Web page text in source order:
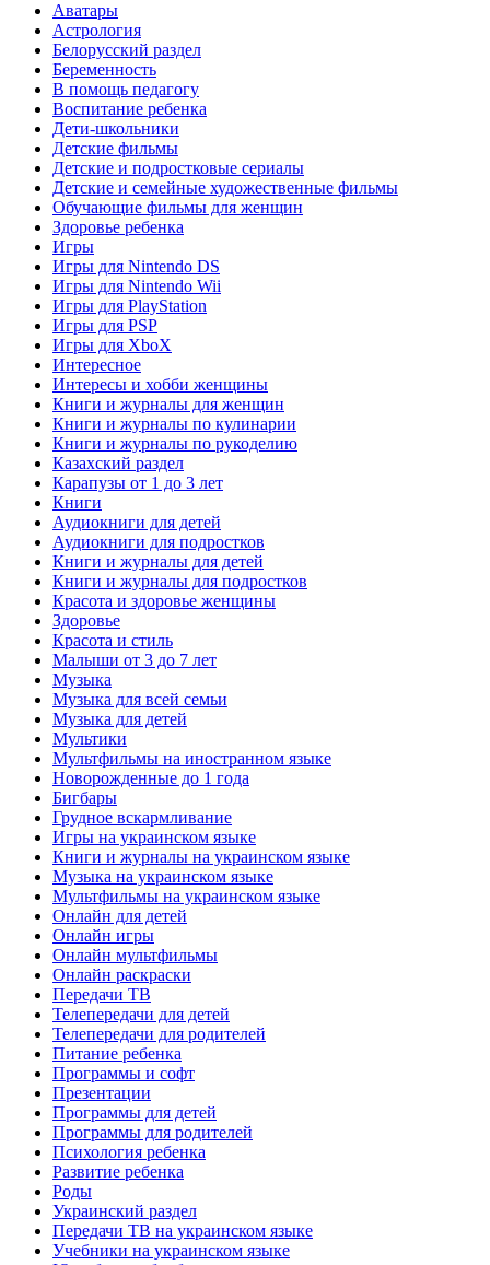
Аватары
Астрология
Белорусский раздел
Беременность
В помощь педагогу
Воспитание ребенка
Дети-школьники
Детские фильмы
Детские и подростковые сериалы
Детские и семейные художественные фильмы
Обучающие фильмы для женщин
Здоровье ребенка
Игры
Игры для Nintendo DS
Игры для Nintendo Wii
Игры для PlayStation
Игры для PSP
Игры для XboX
Интересное
Интересы и хобби женщины
Книги и журналы для женщин
Книги и журналы по кулинарии
Книги и журналы по рукоделию
Казахский раздел
Карапузы от 1 до 3 лет
Книги
Аудиокниги для детей
Аудиокниги для подростков
Книги и журналы для детей
Книги и журналы для подростков
Красота и здоровье женщины
Здоровье
Красота и стиль
Малыши от 3 до 7 лет
Музыка
Музыка для всей семьи
Музыка для детей
Мультики
Мультфильмы на иностранном языке
Новорожденные до 1 года
Бигбары
Грудное вскармливание
Игры на украинском языке
Книги и журналы на украинском языке
Музыка на украинском языке
Мультфильмы на украинском языке
Онлайн для детей
Онлайн игры
Онлайн мультфильмы
Онлайн раскраски
Передачи ТВ
Телепередачи для детей
Телепередачи для родителей
Питание ребенка
Программы и софт
Презентации
Программы для детей
Программы для родителей
Психология ребенка
Развитие ребенка
Роды
Украинский раздел
Передачи ТВ на украинском языке
Учебники на украинском языке